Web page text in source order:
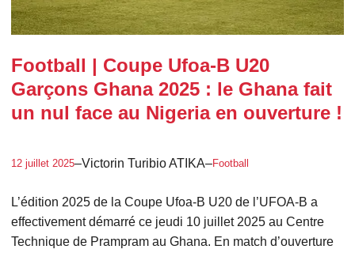
Football | Coupe Ufoa-B U20
Garçons Ghana 2025 : le Ghana fait
un nul face au Nigeria en ouverture !
12 juillet 2025–Victorin Turibio ATIKA–Football
L’édition 2025 de la Coupe Ufoa-B U20 de l’UFOA-B a
effectivement démarré ce jeudi 10 juillet 2025 au Centre
Technique de Prampram au Ghana. En match d’ouverture